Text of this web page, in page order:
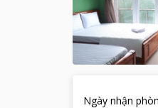
Ngày nhận